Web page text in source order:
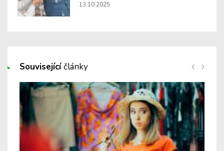
13.10.2025
Souvisejícíčlánky